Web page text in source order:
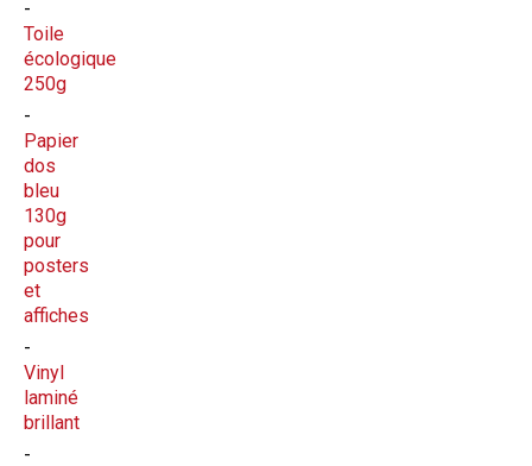
Toile
écologique
250g
Papier
dos
bleu
130g
pour
posters
et
affiches
Vinyl
laminé
brillant